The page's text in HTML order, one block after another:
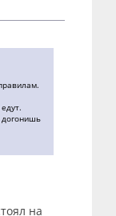
догонишь
на